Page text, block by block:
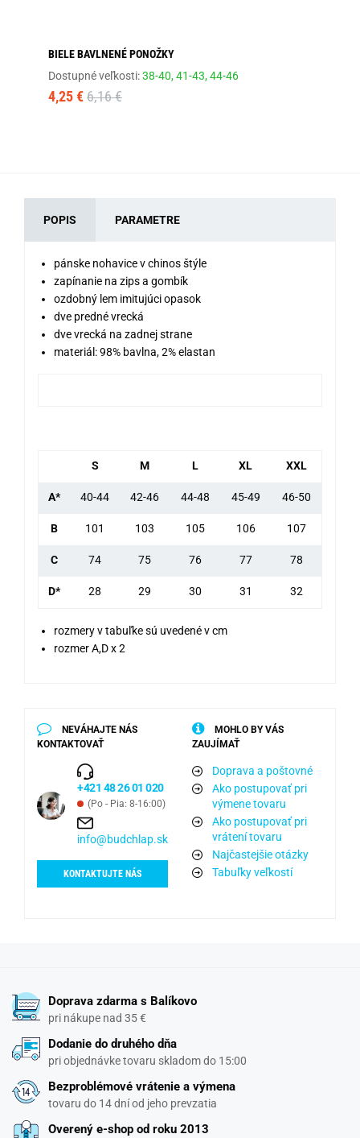
BIELE BAVLNENÉ PONOŽKY
Dostupné veľkosti:38-40,41-43,44-46
4,25 € 6,16 €
POPIS PARAMETRE
pánske nohavice v chinos štýle
zapínanie na zips a gombík
ozdobný lem imitujúci opasok
dve predné vrecká
dve vrecká na zadnej strane
materiál: 98% bavlna, 2% elastan
S M L XL XXL
A* 40-44 42-46 44-48 45-49 46-50
B 101 103 105 106 107
C 74 75 76 77 78
D* 28 29 30 31 32
rozmery v tabuľke sú uvedené v cm
rozmer A,D x 2
NEVÁHAJTE NÁS
KONTAKTOVAŤ
+421 48 26 01 020
(Po - Pia: 8-16:00)
info@budchlap.sk
KONTAKTUJTE NÁS
MOHLO BY VÁS
ZAUJÍMAŤ
Doprava a poštovné
Ako postupovať pri
výmene tovaru
Ako postupovať pri
vrátení tovaru
Najčastejšie otázky
Tabuľky veľkostí
Doprava zdarma s Balíkovo
pri nákupe nad 35 €
Dodanie do druhého dňa
pri objednávke tovaru skladom do 15:00
Bezproblémové vrátenie a výmena
tovaru do 14 dní od jeho prevzatia
Overený e-shop od roku 2013